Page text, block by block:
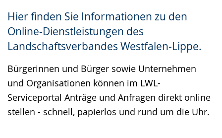
Hier finden Sie Informationen zu den
Online-Dienstleistungen des
Landschaftsverbandes Westfalen-Lippe.
Bürgerinnen und Bürger sowie Unternehmen
und Organisationen können im LWL-
Serviceportal Anträge und Anfragen direkt online
stellen - schnell, papierlos und rund um die Uhr.
Gebärdensprache
wird
angezeigt.